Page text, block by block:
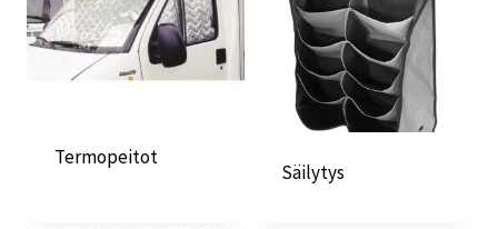
Termopeitot
Säilytys